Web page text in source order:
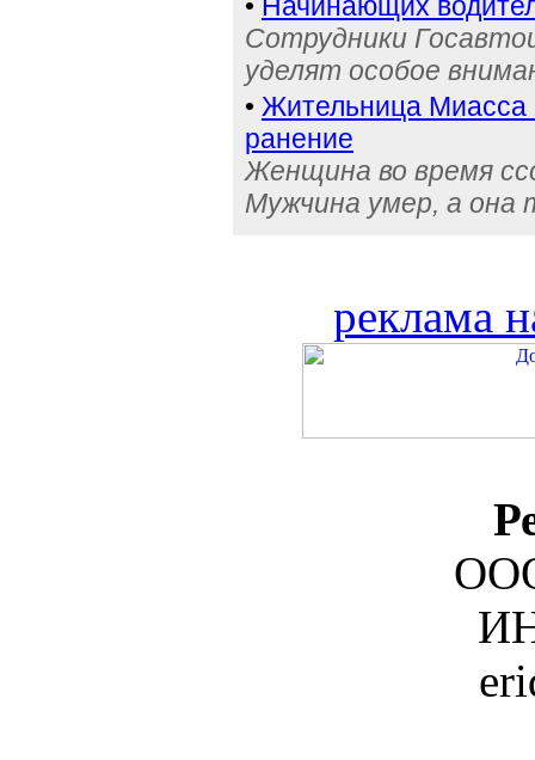
Сотрудники
уделят особое
• Жительница Миасса
ранение
Женщина во время
Мужчина умер, а она
реклама